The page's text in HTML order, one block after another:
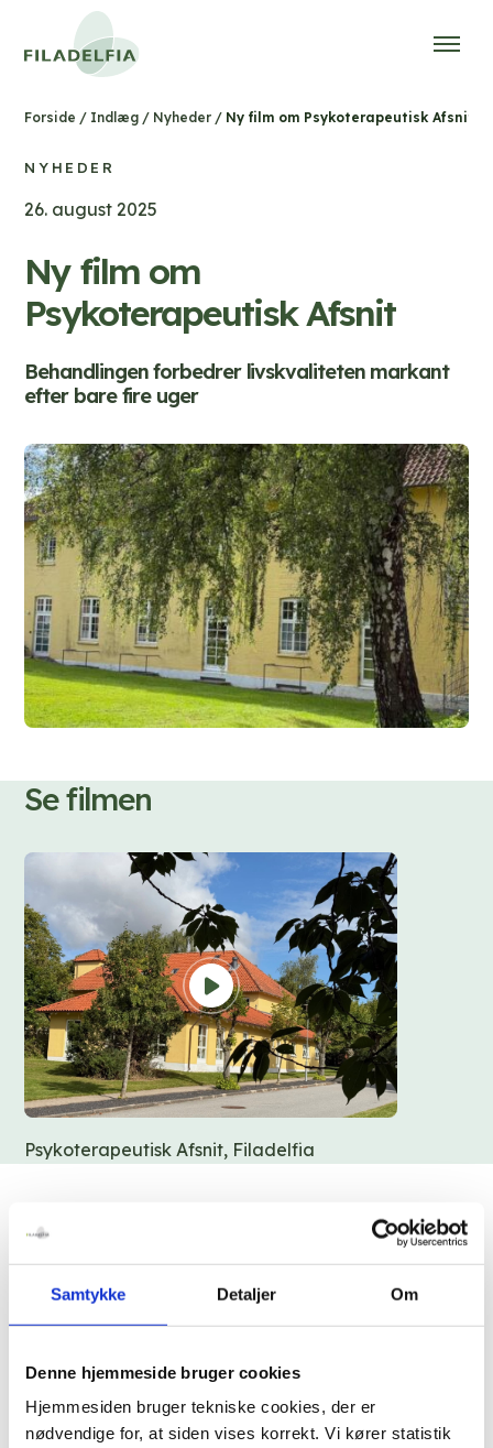
Samtykke Detaljer Om
Denne hjemmeside bruger cookies
Hjemmesiden bruger tekniske cookies, der er
nødvendige for, at siden vises korrekt. Vi kører statistik
Forside / Indlæg / Nyheder / Ny film om Psykoterapeutisk Afsnit
NYHEDER
26. august 2025
Ny film om
Psykoterapeutisk Afsnit
Behandlingen forbedrer livskvaliteten markant
efter bare fire uger
Se filmen
Psykoterapeutisk Afsnit, Filadelfia
Psykoterapeutisk Afsnit tilbyder behandling til
patienter med PNES og epilepsi. Et unikt tilbud som
ikke findes andre steder i Danmark.
bare fire ugers indlæggelse, så oplever